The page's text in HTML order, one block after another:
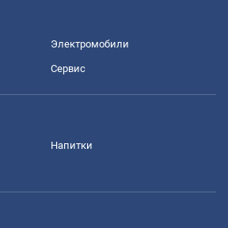
Электромобили
Сервис
Напитки